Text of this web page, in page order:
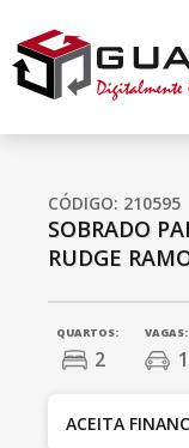
CÓDIGO: 210595
SOBRADO
RUDGE
QUARTOS:
2
VAGAS:
1
ACEITA